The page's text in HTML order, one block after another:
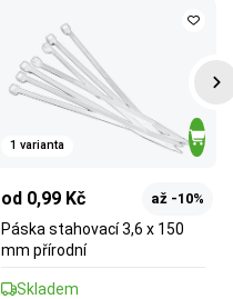
1 varianta
od 0,99 Kč až -10%
Páska stahovací 3,6 x 150
mm přírodní
Skladem